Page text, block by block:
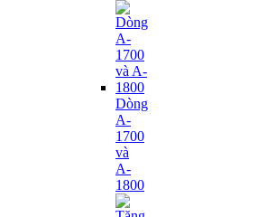
Dòng
A-
1700
và
A-
1800